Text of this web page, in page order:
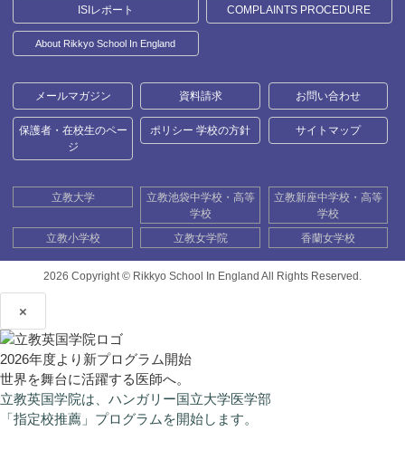
ISIレポート COMPLAINTS PROCEDURE
About Rikkyo School In England
メールマガジン 資料請求 お問い合わせ
保護者・在校生のペー
ジ
ポリシー 学校の方針 サイトマップ
立教大学
立教池袋中学校・高等
学校
立教新座中学校・高等
学校
立教小学校
立教女学院 香蘭女学校
2026 Copyright © Rikkyo School In England All Rights Reserved.
×
2026年度より新プログラム開始
世界を舞台に活躍する医師へ。
立教英国学院は、ハンガリー国立大学医学部
「指定校推薦」プログラムを開始します。